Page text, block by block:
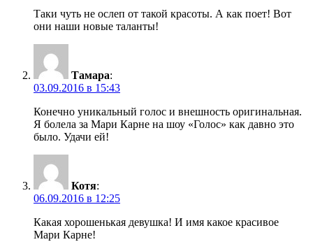
Таки чуть не ослеп от такой красоты. А как поет! Вот
они наши новые таланты!
Тамара:
03.09.2016 в 15:43
Конечно уникальный голос и внешность оригинальная.
Я болела за Мари Карне на шоу «Голос» как давно это
было. Удачи ей!
Котя:
06.09.2016 в 12:25
Какая хорошенькая девушка! И имя какое красивое
Мари Карне!